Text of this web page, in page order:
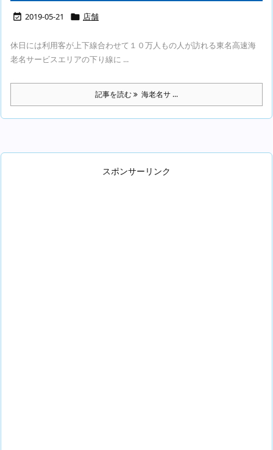
 2019-05-21  店舗
休日には利用客が上下線合わせて１０万人もの人が訪れる東名高速海
老名サービスエリアの下り線に ...
記事を読む 海老名サ ...
スポンサーリンク